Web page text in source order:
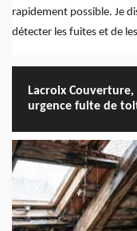
rapidement possible. Je
détecter les fuites et de
Lacroix
urgence fuite de